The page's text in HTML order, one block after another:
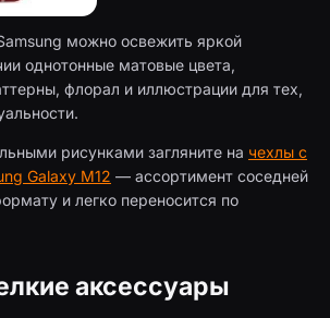
можно освежить яркой
однотонные матовые цвета,
флорал и иллюстрации для тех,
рисунками загляните на чехлы с
Galaxy M12 — ассортимент соседней
и легко переносится по
аксессуары